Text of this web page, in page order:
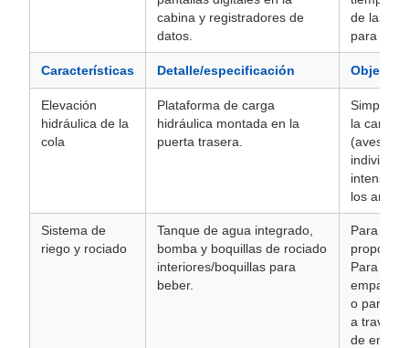
cabina y registradores de
datos.
de las
para
Características Detalle/especificación Objetivo
Elevación
hidráulica de la
cola
Plataforma de carga
hidráulica montada en la
puerta trasera.
la carga
(aves de
los
Sistema de
riego y rociado
Tanque de agua integrado,
bomba y boquillas de rociado
interiores/boquillas para
beber.
Para
Para
empañar
o para
a través
de